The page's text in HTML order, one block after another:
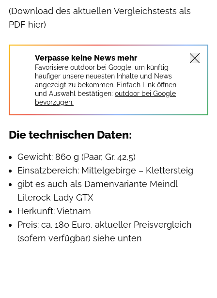
(Download des aktuellen Vergleichstests als
PDF hier)
Verpasse keine News mehr
Favorisiere outdoor bei Google, um künftig
häufiger unsere neuesten Inhalte und News
angezeigt zu bekommen. Einfach Link öffnen
und Auswahl bestätigen: outdoor bei Google
bevorzugen.
Die technischen Daten:
Gewicht: 860 g (Paar, Gr. 42,5)
Einsatzbereich: Mittelgebirge – Klettersteig
gibt es auch als Damenvariante Meindl
Literock Lady GTX
Herkunft: Vietnam
Preis: ca. 180 Euro, aktueller Preisvergleich
(sofern verfügbar) siehe unten